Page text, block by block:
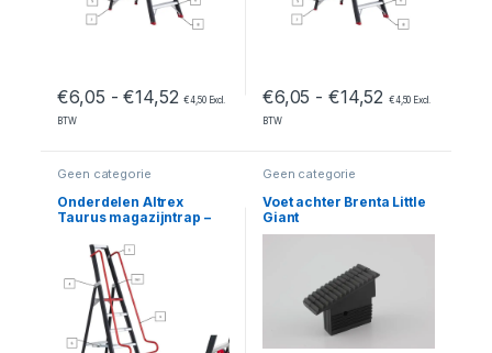
€6,05 - €14,52Prijsklasse: €6,05 tot €14,52
€4,50Excl.
BTW
€6,05 - €14,52 Prijsklasse:
€4,50 Excl.
BTW
Geen categorie
Onderdelen Altrex
Taurus magazijntrap –
Geen categorie
Voet achter Brenta Little
Giant